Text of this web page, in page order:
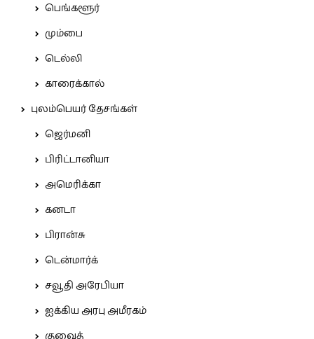
பெங்களூர்
மும்பை
டெல்லி
காரைக்கால்
புலம்பெயர் தேசங்கள்
ஜெர்மனி
பிரிட்டானியா
அமெரிக்கா
கனடா
பிரான்சு
டென்மார்க்
சவூதி அரேபியா
ஐக்கிய அரபு அமீரகம்